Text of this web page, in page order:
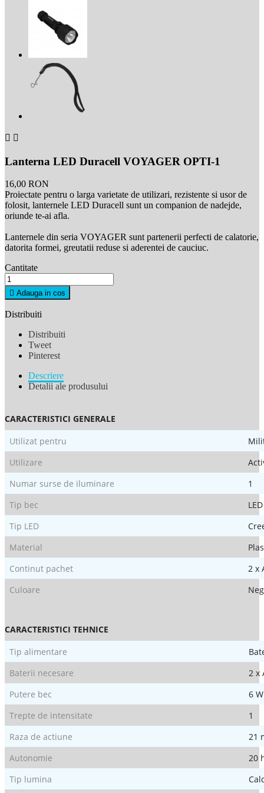
 
Lanterna LED Duracell VOYAGER OPTI-1
16,00 RON
Proiectate pentru o larga varietate de utilizari, rezistente si usor de
folosit, lanternele LED Duracell sunt un companion de nadejde,
oriunde te-ai afla.
Lanternele din seria VOYAGER sunt partenerii perfecti de calatorie,
datorita formei, greutatii reduse si aderentei de cauciuc.
Cantitate
 Adauga in cos
Distribuiti
Distribuiti
Tweet
Pinterest
Descriere
Detalii ale produsului
CARACTERISTICI GENERALE
Utilizat pentru
Utilizare
Numar surse de iluminare
1
Tip bec
LED
Tip LED
Material
Continut pachet
2 x
Culoare
CARACTERISTICI TEHNICE
Tip alimentare
Baterii necesare
2 x
Putere bec
6 W
Trepte de intensitate
1
Raza de actiune
21
Autonomie
20
Tip lumina